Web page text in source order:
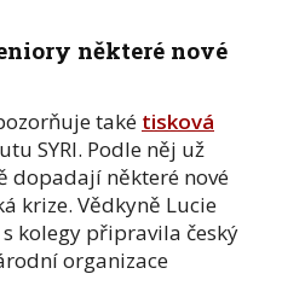
některé nové
také tisková
SYRI. Podle něj už
dopadají některé nové
krize. Vědkyně Lucie
kolegy připravila český
organizace